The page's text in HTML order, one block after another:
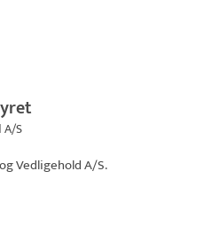
S
Vedligehold A/S.